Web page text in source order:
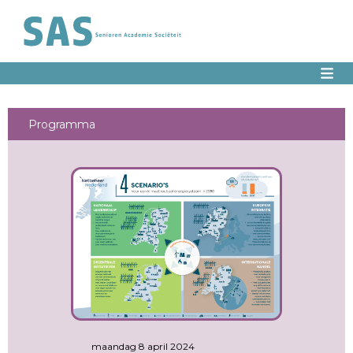
Programma
maandag 8 april 2024